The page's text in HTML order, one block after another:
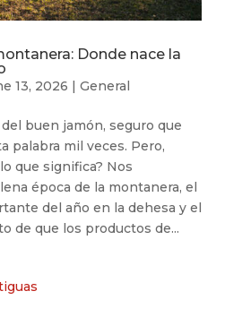
Donde nace la
13, 2026 | General
buen jamón, seguro que
palabra mil veces. Pero,
que significa? Nos
época de la montanera, el
del año en la dehesa y el
de que los productos de...